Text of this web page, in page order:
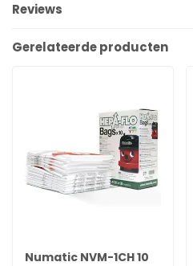
Reviews
Gerelateerde producten
Numatic NVM-1CH 10